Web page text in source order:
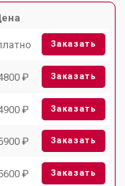
Заказать
₽ Заказать
₽ Заказать
₽ Заказать
₽ Заказать